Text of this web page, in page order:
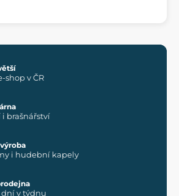
shop v ČR
brašnářství
i hudební kapely
v týdnu